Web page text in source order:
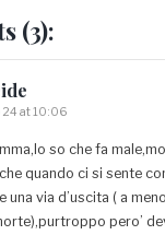
(3):
24 at 10:06
so che fa
quando ci si sente
una via d’uscita ( a
pero’